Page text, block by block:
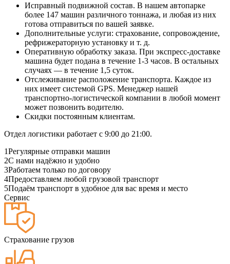
Исправный подвижной состав. В нашем автопарке
более 147 машин различного тоннажа, и любая из них
готова отправиться по вашей заявке.
Дополнительные услуги: страхование, сопровождение,
рефрижераторную установку и т. д.
Оперативную обработку заказа. При экспресс-доставке
машина будет подана в течение 1-3 часов. В остальных
случаях — в течение 1,5 суток.
Отслеживание расположение транспорта. Каждое из
них имеет системой GPS. Менеджер нашей
транспортно-логистической компании в любой момент
может позвонить водителю.
Скидки постоянным клиентам.
Отдел логистики работает с 9:00 до 21:00.
1Регулярные отправки машин
2С нами надёжно и удобно
3Работаем только по договору
4Предоставляем любой грузовой транспорт
5Подаём транспорт в удобное для вас время и место
Сервис
Страхование грузов